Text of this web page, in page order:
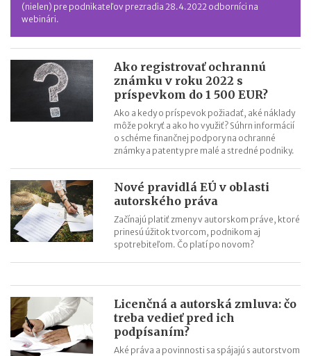
(nielen) pre podnikateľov prezradia 28.4.2022 odborníci na
webinári.
Ako registrovať ochrannú
známku v roku 2022 s
príspevkom do 1 500 EUR?
Ako a kedy o príspevok požiadať, aké náklady
môže pokryť a ako ho využiť? Súhrn informácií
o schéme finančnej podpory na ochranné
známky a patenty pre malé a stredné podniky.
Nové pravidlá EÚ v oblasti
autorského práva
Začínajú platiť zmeny v autorskom práve, ktoré
prinesú úžitok tvorcom, podnikom aj
spotrebiteľom. Čo platí po novom?
Licenčná a autorská zmluva: čo
treba vedieť pred ich
podpísaním?
Aké práva a povinnosti sa spájajú s autorstvom